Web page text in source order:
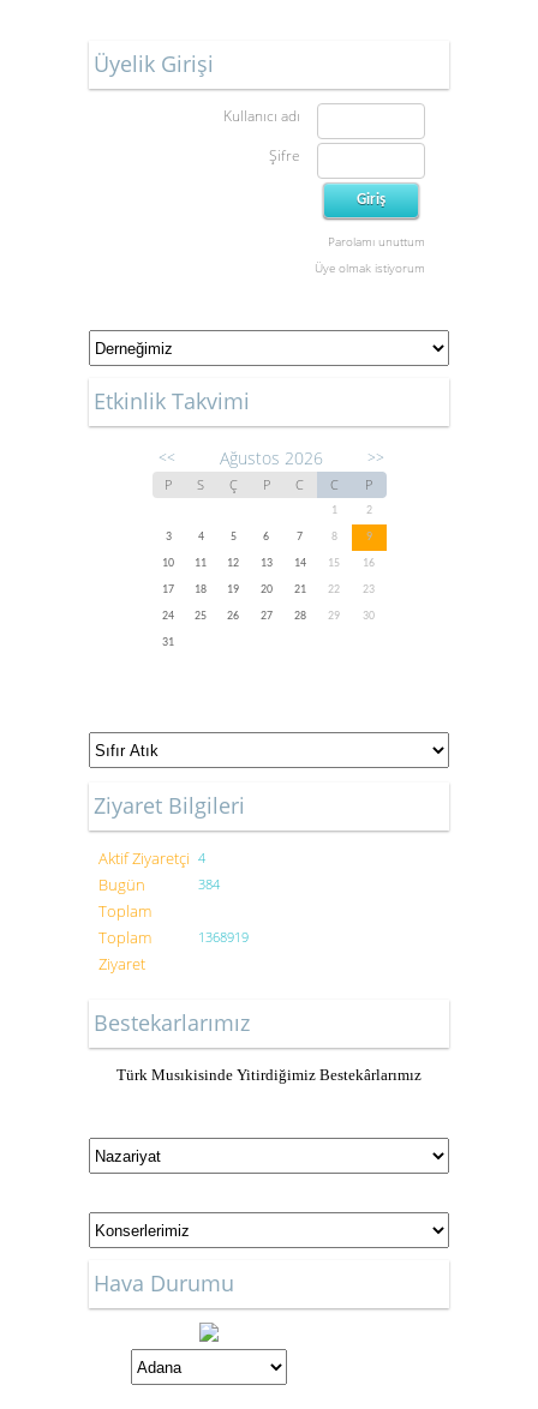
Üyelik Girişi
Kullanıcı adı
Şifre
Parolamı unuttum
Üye olmak istiyorum
Etkinlik Takvimi
<< Ağustos 2026 >>
P S Ç P C C P
1
2
3
4 5 6 7 8
9
10
11 12 13 14 15
16
17
18 19 20 21 22
23
24
25 26 27 28 29
30
31
Ziyaret Bilgileri
Aktif Ziyaretçi 4
Bugün
Toplam
384
Toplam
Ziyaret
1368919
Bestekarlarımız
Türk Musıkisinde Yitirdiğimiz Bestekârlarımız
Hava Durumu